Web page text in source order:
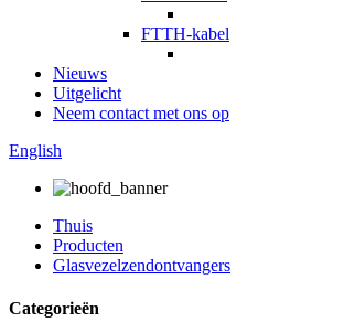
FTTH-kabel
Nieuws
Uitgelicht
Neem contact met ons op
English
Thuis
Producten
Glasvezelzendontvangers
Categorieën